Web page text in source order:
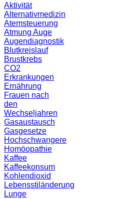
Aktivität
Alternativmedizin
Atemsteuerung
Atmung Auge
Augendiagnostik
Blutkreislauf
Brustkrebs
CO2
Erkrankungen
Ernährung
Frauen nach
den
Wechseljahren
Gasaustausch
Gasgesetze
Hochschwangere
Homöopathie
Kaffee
Kaffeekonsum
Kohlendioxid
Lebensstiländerung
Lunge